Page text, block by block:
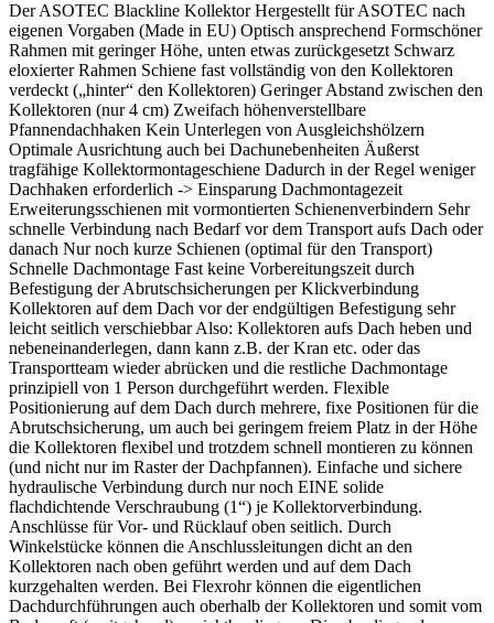
Der ASOTEC Blackline Kollektor Hergestellt für ASOTEC nach
eigenen Vorgaben (Made in EU) Optisch ansprechend Formschöner
Rahmen mit geringer Höhe, unten etwas zurückgesetzt Schwarz
eloxierter Rahmen Schiene fast vollständig von den Kollektoren
verdeckt („hinter“ den Kollektoren) Geringer Abstand zwischen den
Kollektoren (nur 4 cm) Zweifach höhenverstellbare
Pfannendachhaken Kein Unterlegen von Ausgleichshölzern
Optimale Ausrichtung auch bei Dachunebenheiten Äußerst
tragfähige Kollektormontageschiene Dadurch in der Regel weniger
Dachhaken erforderlich -> Einsparung Dachmontagezeit
Erweiterungsschienen mit vormontierten Schienenverbindern Sehr
schnelle Verbindung nach Bedarf vor dem Transport aufs Dach oder
danach Nur noch kurze Schienen (optimal für den Transport)
Schnelle Dachmontage Fast keine Vorbereitungszeit durch
Befestigung der Abrutschsicherungen per Klickverbindung
Kollektoren auf dem Dach vor der endgültigen Befestigung sehr
leicht seitlich verschiebbar Also: Kollektoren aufs Dach heben und
nebeneinanderlegen, dann kann z.B. der Kran etc. oder das
Transportteam wieder abrücken und die restliche Dachmontage
prinzipiell von 1 Person durchgeführt werden. Flexible
Positionierung auf dem Dach durch mehrere, fixe Positionen für die
Abrutschsicherung, um auch bei geringem freiem Platz in der Höhe
die Kollektoren flexibel und trotzdem schnell montieren zu können
(und nicht nur im Raster der Dachpfannen). Einfache und sichere
hydraulische Verbindung durch nur noch EINE solide
flachdichtende Verschraubung (1“) je Kollektorverbindung.
Anschlüsse für Vor- und Rücklauf oben seitlich. Durch
Winkelstücke können die Anschlussleitungen dicht an den
Kollektoren nach oben geführt werden und auf dem Dach
kurzgehalten werden. Bei Flexrohr können die eigentlichen
Dachdurchführungen auch oberhalb der Kollektoren und somit vom